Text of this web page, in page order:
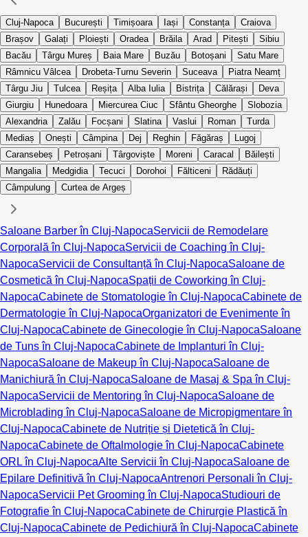
Cluj-Napoca București Timișoara Iași Constanța
Craiova
Brașov
Galați Ploiești Oradea Brăila Arad Pitești
Sibiu
Bacău
Târgu Mureș Baia Mare Buzău Botoșani
Satu Mare
Râmnicu Vâlcea
Drobeta-Turnu Severin Suceava
Piatra Neamț
Târgu Jiu
Tulcea Reșița Alba Iulia Bistrița Călărași
Deva
Giurgiu
Hunedoara Miercurea Ciuc Sfântu Gheorghe
Slobozia
Alexandria
Zalău Focșani Slatina Vaslui Roman
Turda
Mediaș
Onești Câmpina Dej Reghin Făgăraș
Lugoj
Caransebeș
Petroșani Târgoviște Moreni Caracal
Băilești
Mangalia
Medgidia Tecuci Dorohoi Fălticeni
Rădăuți
Câmpulung
Curtea de Argeș
Saloane Barber în Cluj-NapocaServicii de Remodelare
Corporală în Cluj-NapocaServicii de Coaching în Cluj-
NapocaServicii de Consultanță în Cluj-NapocaSaloane de
Cosmetică în Cluj-NapocaSpații de Coworking în Cluj-
NapocaCabinete de Stomatologie în Cluj-NapocaCabinete de
Dermatologie în Cluj-NapocaOrganizatori de Evenimente în
Cluj-NapocaCabinete de Ginecologie în Cluj-NapocaSaloane
de Tuns în Cluj-NapocaCabinete de Implanturi în Cluj-
NapocaSaloane de Makeup în Cluj-NapocaSaloane de
Manichiură în Cluj-NapocaSaloane de Masaj & Spa în Cluj-
NapocaServicii de Mentoring în Cluj-NapocaSaloane de
Microblading în Cluj-NapocaSaloane de Micropigmentare în
Cluj-NapocaCabinete de Nutriție și Dietetică în Cluj-
NapocaCabinete de Oftalmologie în Cluj-NapocaCabinete
ORL în Cluj-NapocaAlte Servicii în Cluj-NapocaSaloane de
Epilare Definitivă în Cluj-NapocaAntrenori Personali în Cluj-
NapocaServicii Pet Grooming în Cluj-NapocaStudiouri de
Fotografie în Cluj-NapocaCabinete de Chirurgie Plastică în
Cluj-NapocaCabinete de Pedichiură în Cluj-NapocaCabinete